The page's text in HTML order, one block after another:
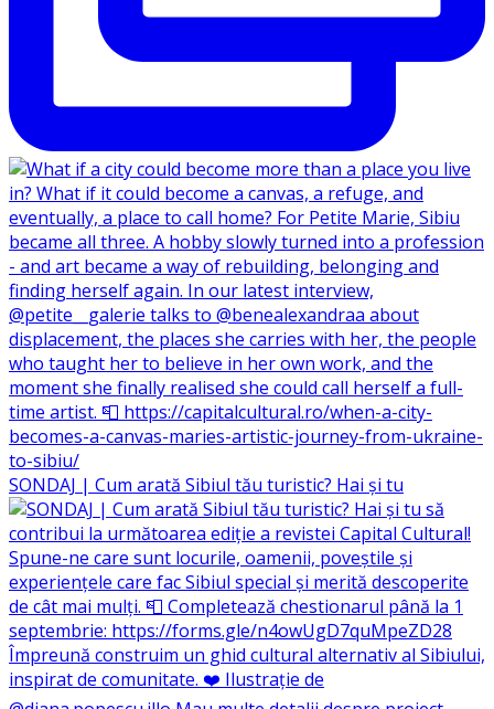
SONDAJ | Cum arată Sibiul tău turistic? Hai și tu